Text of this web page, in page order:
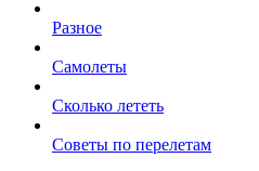
Разное
Самолеты
Сколько лететь
Советы по перелетам